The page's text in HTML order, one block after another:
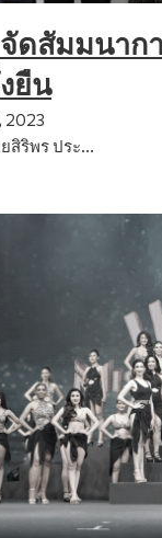
ดสัมมนาก
ยืน
2023
สิริพร ประ…